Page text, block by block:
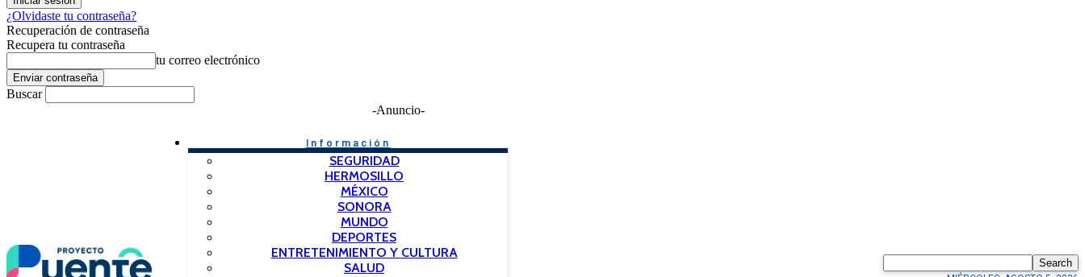
¿Olvidaste tu contraseña?
Recuperación de contraseña
Recupera tu contraseña
tu correo electrónico
Buscar
-Anuncio-
Información
SEGURIDAD
HERMOSILLO
MÉXICO
SONORA
MUNDO
DEPORTES
ENTRETENIMIENTO Y CULTURA
SALUD
Search